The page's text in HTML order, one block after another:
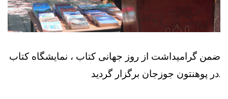
ضمن گرامیداشت از روز جهانی کتاب ، نمایشگاه کتاب
در پوهنتون جوزجان برگزار گردید.